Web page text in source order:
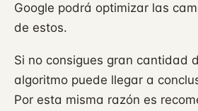
Google podrá optimizar las
de estos.
Si no consigues gran cantidad
algoritmo puede llegar a
Por esta misma razón es